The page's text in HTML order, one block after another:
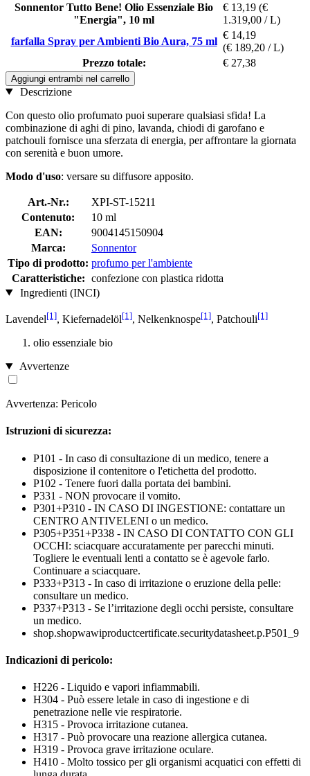
Sonnentor Tutto Bene! Olio Essenziale Bio
"Energia", 10 ml
€ 13,19 (€
1.319,00 / L)
farfalla Spray per Ambienti Bio Aura, 75 ml
€ 14,19
(€ 189,20 / L)
Prezzo totale:
€ 27,38
Aggiungi entrambi nel carrello
Descrizione
Con questo olio profumato puoi superare qualsiasi sfida! La
combinazione di aghi di pino, lavanda, chiodi di garofano e
patchouli fornisce una sferzata di energia, per affrontare la giornata
con serenità e buon umore.
Modo d'uso: versare su diffusore apposito.
Art.-Nr.:
XPI-ST-15211
Contenuto:
10 ml
EAN:
9004145150904
Marca:
Sonnentor
Tipo di prodotto: profumo per l'ambiente
Caratteristiche: confezione con plastica ridotta
Ingredienti (INCI)
Lavendel[1], Kiefernadelöl[1], Nelkenknospe[1], Patchouli[1]
olio essenziale bio
Avvertenze
Avvertenza: Pericolo
Istruzioni di sicurezza:
P101 - In caso di consultazione di un medico, tenere a
disposizione il contenitore o l'etichetta del prodotto.
P102 - Tenere fuori dalla portata dei bambini.
P331 - NON provocare il vomito.
P301+P310 - IN CASO DI INGESTIONE: contattare un
CENTRO ANTIVELENI o un medico.
P305+P351+P338 - IN CASO DI CONTATTO CON GLI
OCCHI: sciacquare accuratamente per parecchi minuti.
Togliere le eventuali lenti a contatto se è agevole farlo.
Continuare a sciacquare.
P333+P313 - In caso di irritazione o eruzione della pelle:
consultare un medico.
P337+P313 - Se l’irritazione degli occhi persiste, consultare
un medico.
shop.shopwawiproductcertificate.securitydatasheet.p.P501_9
Indicazioni di pericolo:
H226 - Liquido e vapori infiammabili.
H304 - Può essere letale in caso di ingestione e di
penetrazione nelle vie respiratorie.
H315 - Provoca irritazione cutanea.
H317 - Può provocare una reazione allergica cutanea.
H319 - Provoca grave irritazione oculare.
H410 - Molto tossico per gli organismi acquatici con effetti di